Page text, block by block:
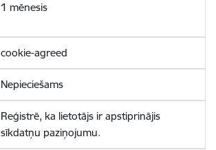
1 mēnesis
cookie-agreed
Nepieciešams
Reģistrē, ka lietotājs ir apstiprinājis
sīkdatņu paziņojumu.